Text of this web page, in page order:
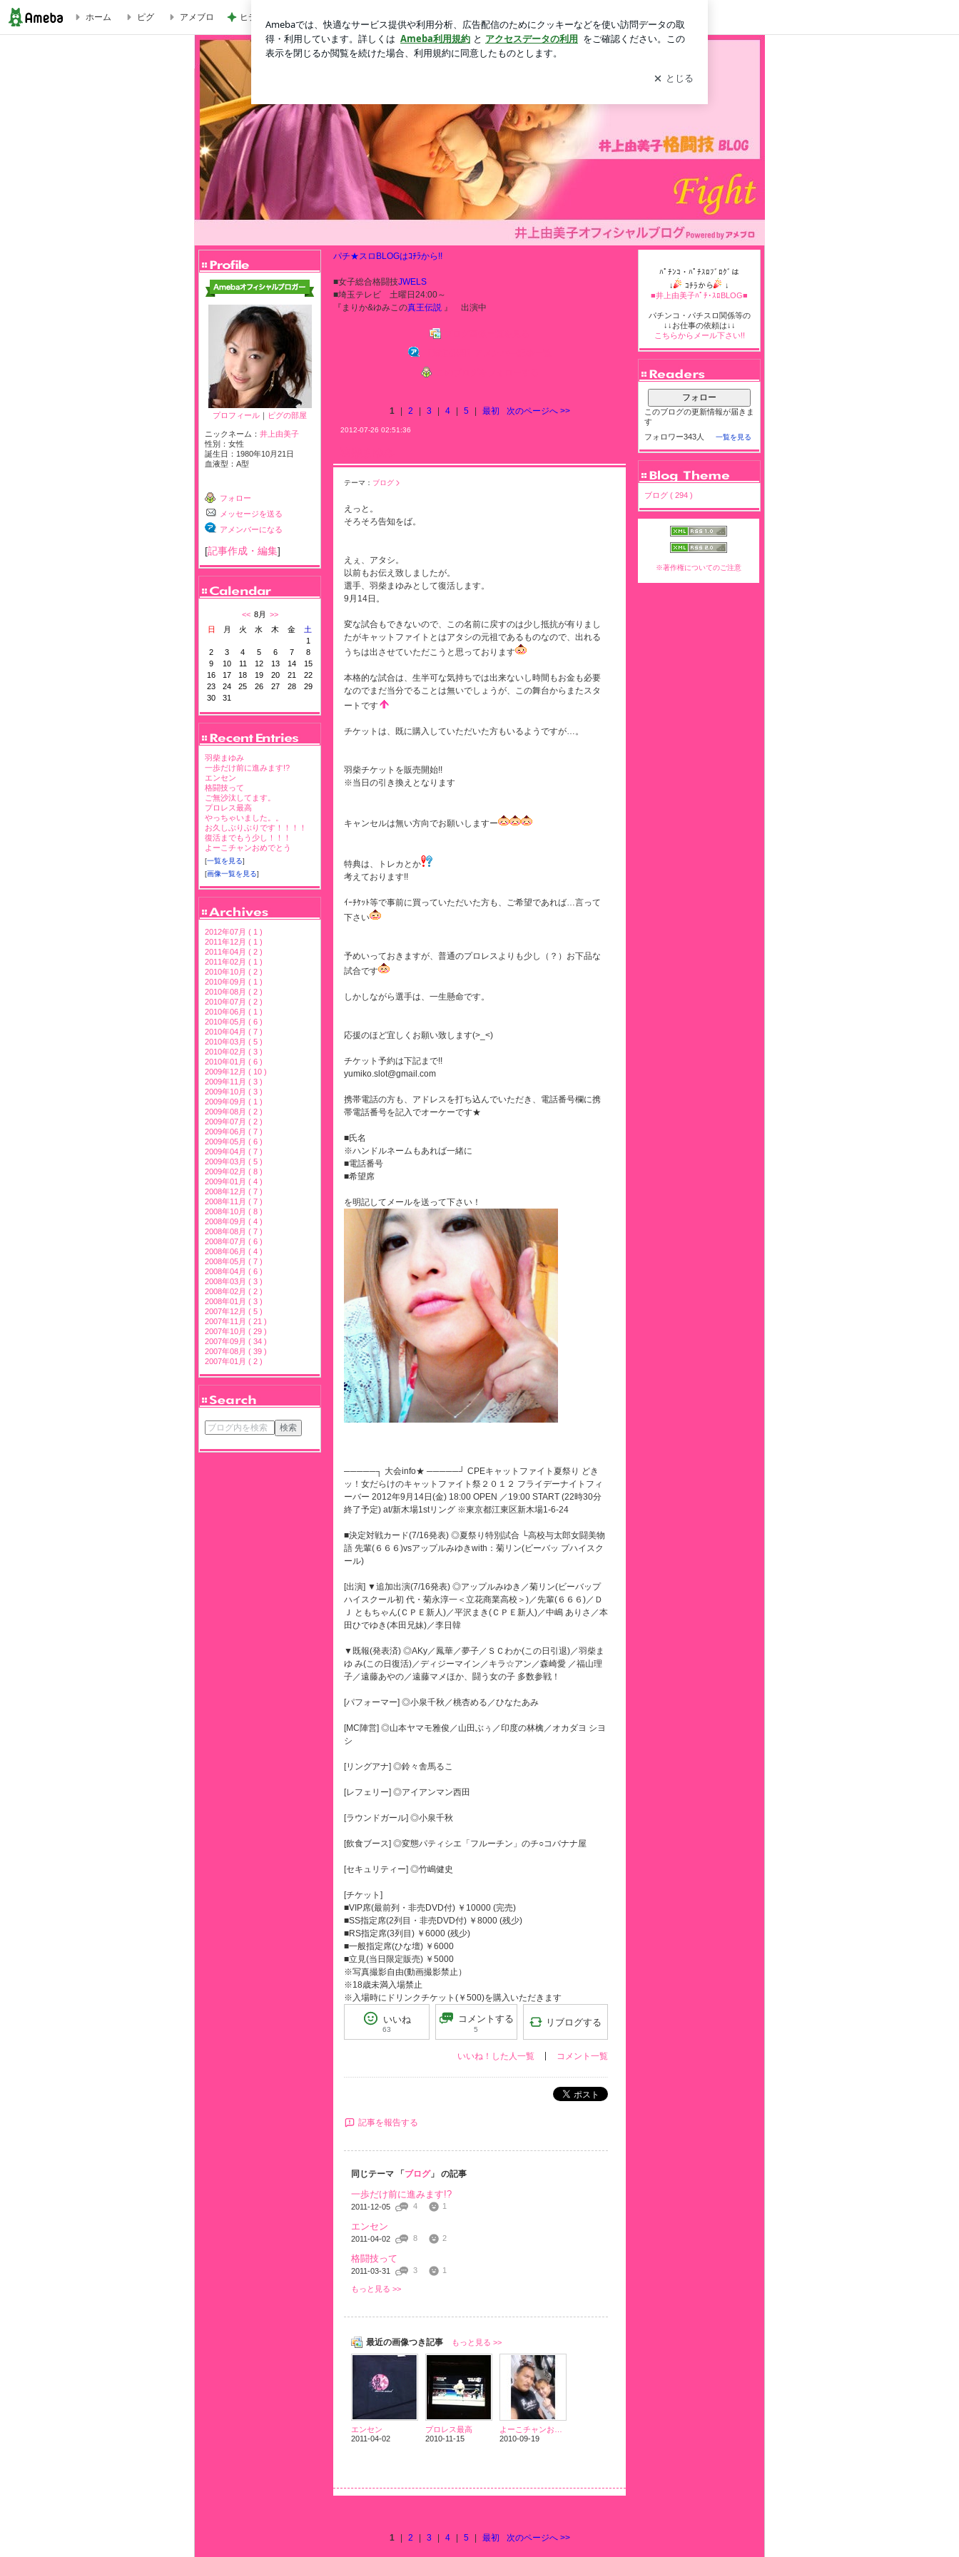
井上由美子オフィシャルブログ「Life is Fighting」 Powered by アメブロ
ホーム ピグ アメブロ ヒデ 第2回首都高での婚活会議
プロフィール ｜ ピグの部屋
ニックネーム： 井上由美子
性別： 女性
誕生日： 1980年10月21日
血液型： A型
フォロー
メッセージを送る
アメンバーになる
[記事作成・編集]
<< 8月 >>
日
月 火 水 木 金
土
1
2
3 4 5 6 7
8
9
10 11 12 13 14
15
16
17 18 19 20 21
22
23
24 25 26 27 28
29
30
31
羽柴まゆみ
一歩だけ前に進みます!?
エンセン
格闘技って
ご無沙汰してます。
プロレス最高
やっちゃいました。。
お久しぶりぶりです！！！！
復活までもう少し！！！
よーこチャンおめでとう
[一覧を見る]
[画像一覧を見る]
2012年07月 ( 1 )
2011年12月 ( 1 )
2011年04月 ( 2 )
2011年02月 ( 1 )
2010年10月 ( 2 )
2010年09月 ( 1 )
2010年08月 ( 2 )
2010年07月 ( 2 )
2010年06月 ( 1 )
2010年05月 ( 6 )
2010年04月 ( 7 )
2010年03月 ( 5 )
2010年02月 ( 3 )
2010年01月 ( 6 )
2009年12月 ( 10 )
2009年11月 ( 3 )
2009年10月 ( 3 )
2009年09月 ( 1 )
2009年08月 ( 2 )
2009年07月 ( 2 )
2009年06月 ( 7 )
2009年05月 ( 6 )
2009年04月 ( 7 )
2009年03月 ( 5 )
2009年02月 ( 8 )
2009年01月 ( 4 )
2008年12月 ( 7 )
2008年11月 ( 7 )
2008年10月 ( 8 )
2008年09月 ( 4 )
2008年08月 ( 7 )
2008年07月 ( 6 )
2008年06月 ( 4 )
2008年05月 ( 7 )
2008年04月 ( 6 )
2008年03月 ( 3 )
2008年02月 ( 2 )
2008年01月 ( 3 )
2007年12月 ( 5 )
2007年11月 ( 21 )
2007年10月 ( 29 )
2007年09月 ( 34 )
2007年08月 ( 39 )
2007年01月 ( 2 )
パチ★スロBLOGはｺﾁﾗから!!
■女子総合格闘技JWELS
■埼玉テレビ 土曜日24:00～
『まりか&ゆみこの真王伝説 』 出演中
1 2 3 4 5 最初 次のページへ>>
2012-07-26 02:51:36
テーマ： ブログ
えっと。
そろそろ告知をば。
えぇ、アタシ。
以前もお伝え致しましたが。
選手、羽柴まゆみとして復活します。
9月14日。
変な試合もできないので、この名前に戻すのは少し抵抗が有りまし
たがキャットファイトとはアタシの元祖であるものなので、出れる
うちは出させていただこうと思っております
本格的な試合は、生半可な気持ちでは出来ないし時間もお金も必要
なのでまだ当分でることは無いでしょうが、この舞台からまたスタ
ートです
チケットは、既に購入していただいた方もいるようですが…。
羽柴チケットを販売開始!!
※当日の引き換えとなります
キャンセルは無い方向でお願いしますー
特典は、トレカとか
考えております!!
ｲｰﾁｹｯﾄ等で事前に買っていただいた方も、ご希望であれば…言って
下さい
予めいっておきますが、普通のプロレスよりも少し（？）お下品な
試合です
しかしながら選手は、一生懸命です。
応援のほど宜しくお願い致します(>_<)
チケット予約は下記まで!!
yumiko.slot@gmail.com
携帯電話の方も、アドレスを打ち込んでいただき、電話番号欄に携
帯電話番号を記入でオーケーです★
■氏名
※ハンドルネームもあれば一緒に
■電話番号
■希望席
を明記してメールを送って下さい！
─────┐ 大会info★ ─────┘ CPEキャットファイト夏祭り どき
ッ！女だらけのキャットファイト祭２０１２ フライデーナイトフィ
ーバー 2012年9月14日(金) 18:00 OPEN ／19:00 START (22時30分
終了予定) at/新木場1stリング ※東京都江東区新木場1-6-24
■決定対戦カード(7/16発表) ◎夏祭り特別試合 └高校与太郎女闘美物
語 先輩(６６６)vsアップルみゆきwith：菊リン(ビーバッ プハイスク
ール)
[出演] ▼追加出演(7/16発表) ◎アップルみゆき／菊リン(ビーバップ
ハイスクール初 代・菊永淳一＜立花商業高校＞)／先輩(６６６)／Ｄ
Ｊ ともちゃん(ＣＰＥ新人)／平沢まき(ＣＰＥ新人)／中嶋 ありさ／本
田ひでゆき(本田兄妹)／李日韓
▼既報(発表済) ◎AKy／鳳華／夢子／ＳＣわか(この日引退)／羽柴ま
ゆ み(この日復活)／ディジーマイン／キラ☆アン／森崎愛 ／福山理
子／遠藤あやの／遠藤マメほか、闘う女の子 多数参戦！
[パフォーマー] ◎小泉千秋／桃杏める／ひなたあみ
[MC陣営] ◎山本ヤマモ雅俊／山田ぶぅ／印度の林檎／オカダヨ シヨ
シ
[リングアナ] ◎鈴々舎馬るこ
[レフェリー] ◎アイアンマン西田
[ラウンドガール] ◎小泉千秋
[飲食ブース] ◎変態パティシエ「フルーチン」のチ○コバナナ屋
[セキュリティー] ◎竹嶋健史
[チケット]
■VIP席(最前列・非売DVD付) ￥10000 (完売)
■SS指定席(2列目・非売DVD付) ￥8000 (残少)
■RS指定席(3列目) ￥6000 (残少)
■一般指定席(ひな壇) ￥6000
■立見(当日限定販売) ￥5000
※写真撮影自由(動画撮影禁止）
※18歳未満入場禁止
※入場時にドリンクチケット(￥500)を購入いただきます
いいね
63
コメントする
5
リブログする
いいね！した人一覧 コメント一覧
ポスト
記事を報告する
同じテーマ 「 ブログ」 の記事
一歩だけ前に進みます!?
2011-12-05 4 1
エンセン
2011-04-02 8 2
格闘技って
2011-03-31 3 1
もっと見る >>
最近の画像つき記事 もっと見る >>
エンセン
2011-04-02
プロレス最高
2010-11-15
2010-09-19
1 2 3 4 5 最初 次のページへ>>
ﾊﾟﾁﾝｺ・ﾊﾟﾁｽﾛﾌﾞﾛｸﾞは
↓
ｺﾁﾗから
↓
■井上由美子ﾊﾟﾁ･ｽﾛBLOG■
パチンコ・パチスロ関係等の
↓↓お仕事の依頼は↓↓
こちらからメール下さい!!
フォロー
このブログの更新情報が届きま
す
フォロワー343人
一覧を見る
ブログ ( 294 )
※著作権についてのご注意